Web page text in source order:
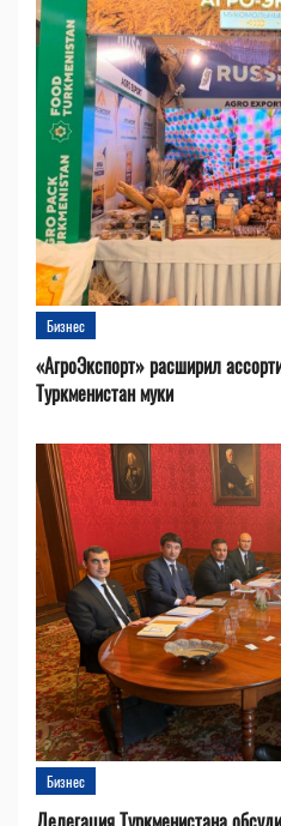
Бизнес
«АгроЭкспорт» расширил
Туркменистан муки
Бизнес